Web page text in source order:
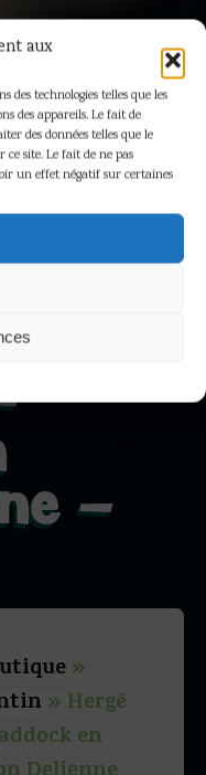
aux
des technologies telles que les
des appareils. Le fait de
des données telles que le
site. Le fait de ne pas
un effet négatif sur certaines
en
–
»
» Hergé
en